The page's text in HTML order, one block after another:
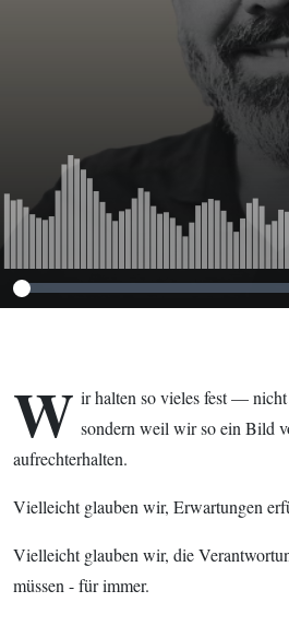
W ir halten so vieles fest —
sondern weil wir so ein Bild
aufrechterhalten.
Vielleicht glauben wir, Erwartungen
Vielleicht glauben wir, die
müssen - für immer.